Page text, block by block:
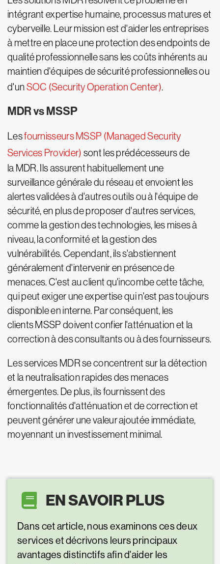
intégrant expertise humaine, processus matures et
cyberveille. Leur mission est d'aider les entreprises
à mettre en place une protection des endpoints de
qualité professionnelle sans les coûts inhérents au
maintien d'équipes de sécurité professionnelles ou
d'un SOC (Security Operation Center).
MDR vs MSSP
Lesfournisseurs MSSP (Managed Security
Services Provider) sont les prédécesseurs de
la MDR. Ils assurent habituellement une
surveillance générale du réseau et envoient les
alertes validées à d'autres outils ou à l'équipe de
sécurité, en plus de proposer d'autres services,
comme la gestion des technologies, les mises à
niveau, la conformité et la gestion des
vulnérabilités. Cependant, ils s'abstiennent
généralement d'intervenir en présence de
menaces. C'est au client qu'incombe cette tâche,
qui peut exiger une expertise qui n'est pas toujours
disponible en interne. Par conséquent, les
clients MSSP doivent confier l'atténuation et la
correction à des consultants ou à des fournisseurs.
Les services MDR se concentrent sur la détection
et la neutralisation rapides des menaces
émergentes. De plus, ils fournissent des
fonctionnalités d'atténuation et de correction et
peuvent générer une valeur ajoutée immédiate,
moyennant un investissement minimal.
EN SAVOIR PLUS
Dans cet article, nous examinons ces deux
services et décrivons leurs principaux
avantages distinctifs afin d'aider les